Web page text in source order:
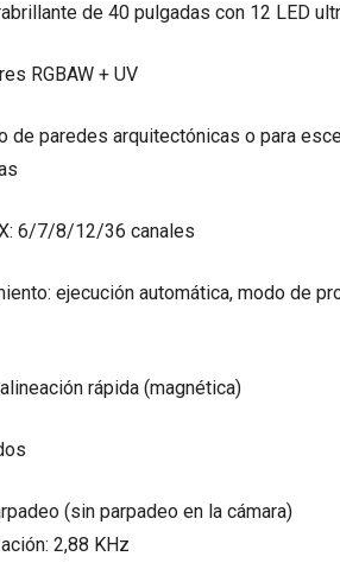
de 40 pulgadas con 12 LED
RGBAW + UV
de paredes arquitectónicas o para
6/7/8/12/36 canales
ejecución automática, modo de
rápida (magnética)
(sin parpadeo en la cámara)
2,88 KHz